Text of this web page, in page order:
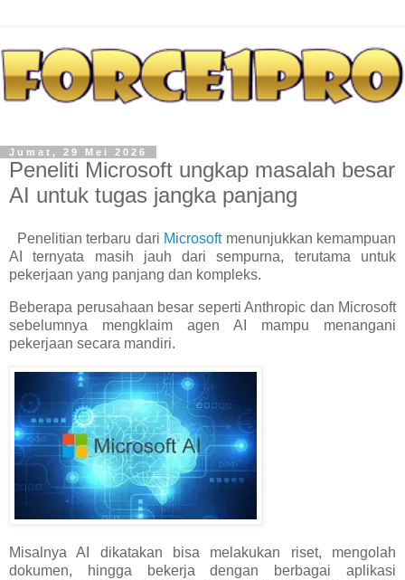
Jumat, 29 Mei 2026
Peneliti Microsoft ungkap masalah besar
AI untuk tugas jangka panjang
Penelitian terbaru dari Microsoft menunjukkan kemampuan
AI ternyata masih jauh dari sempurna, terutama untuk
pekerjaan yang panjang dan kompleks.
Beberapa perusahaan besar seperti Anthropic dan Microsoft
sebelumnya mengklaim agen AI mampu menangani
pekerjaan secara mandiri.
Misalnya AI dikatakan bisa melakukan riset, mengolah
dokumen, hingga bekerja dengan berbagai aplikasi